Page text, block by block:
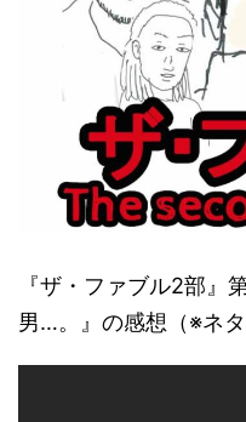
『ザ・ファブル2部』
男…。』の感想（※ネタ